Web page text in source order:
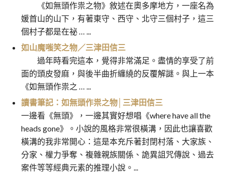
《如無頭作祟之物》敘述在奧多摩地方，一座名為
媛首山的山下，有著東守、西守、北守三個村子，這三
個村子都是在祕 … ...
如山魔嗤笑之物／三津田信三
過年時看完這本，覺得非常滿足。盡情的享受了前
面的頭皮發麻，與後半曲折纏繞的反覆解謎。與上一本
《如無頭作祟之 … ...
讀書筆記：如無頭作祟之物│三津田信三
一邊看《無頭》，一邊其實好想唱《where have all the
heads gone》。小說的風格非常很橫溝，因此也讓喜歡
橫溝的我非常開心：這是本充斥著封閉村落、大家族、
分家、權力爭奪、複雜親族關係、詭異詛咒傳說、過去
案件等等經典元素的推理小說。...